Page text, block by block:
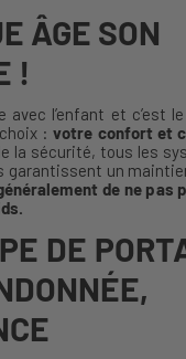
ÂGE SON
!
avec l’enfant et c’est
:votre confort et
la sécurité, tous les
garantissent un
de ne pas
DE